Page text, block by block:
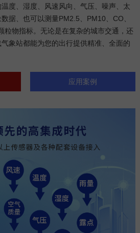
度、湿度、风速风向、气压、噪声、太
据、也可以测量PM2.5、PM10、CO、
粒物指标。无论是在复杂的城市交通，还
象站都能为您的出行提供精准、全面的
应用案例